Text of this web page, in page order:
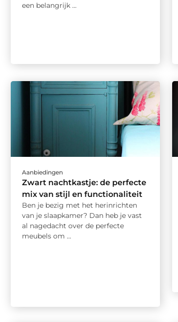
een belangrijk ...
Aanbiedingen
Zwart nachtkastje: de perfecte
mix van stijl en functionaliteit
Ben je bezig met het herinrichten
van je slaapkamer? Dan heb je vast
al nagedacht over de perfecte
meubels om ...